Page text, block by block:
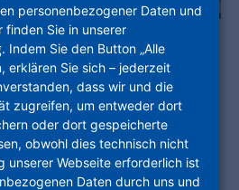
(v.li.) Natalie Reichenbach,
Landesverwaltungsamt), Axel Berthold
(Thüringer Minister für Digitales und
des Freistaates
Stadt Gotha), Alice
(Stadt Gotha), Christina Kromke
Erfurt), Sabine Funke und Andrea
BGG Gotha). Foto: ProjektStadt
personenbezogener Daten und
Sie in unserer
. Indem Sie den Button „Alle
erklären Sie sich – jederzeit
dass wir und die
zugreifen, um entweder dort
oder dort gespeicherte
obwohl dies technisch nicht
unserer Webseite erforderlich ist
Daten durch uns und